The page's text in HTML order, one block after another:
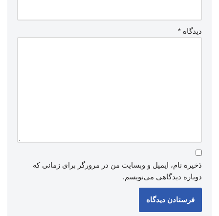
دیدگاه *
ذخیره نام، ایمیل و وبسایت من در مرورگر برای زمانی که
دوباره دیدگاهی می‌نویسم.